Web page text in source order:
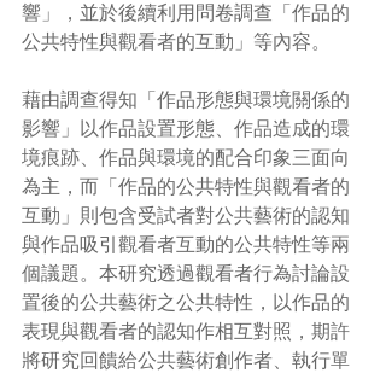
響」，並於後續利用問卷調查「作品的
公共特性與觀看者的互動」等內容。
藉由調查得知「作品形態與環境關係的
影響」以作品設置形態、作品造成的環
境痕跡、作品與環境的配合印象三面向
為主，而「作品的公共特性與觀看者的
互動」則包含受試者對公共藝術的認知
與作品吸引觀看者互動的公共特性等兩
個議題。本研究透過觀看者行為討論設
置後的公共藝術之公共特性，以作品的
表現與觀看者的認知作相互對照，期許
將研究回饋給公共藝術創作者、執行單